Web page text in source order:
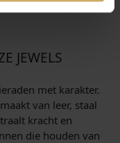
JEWELS
met karakter.
van leer, staal
kracht en
die houden van